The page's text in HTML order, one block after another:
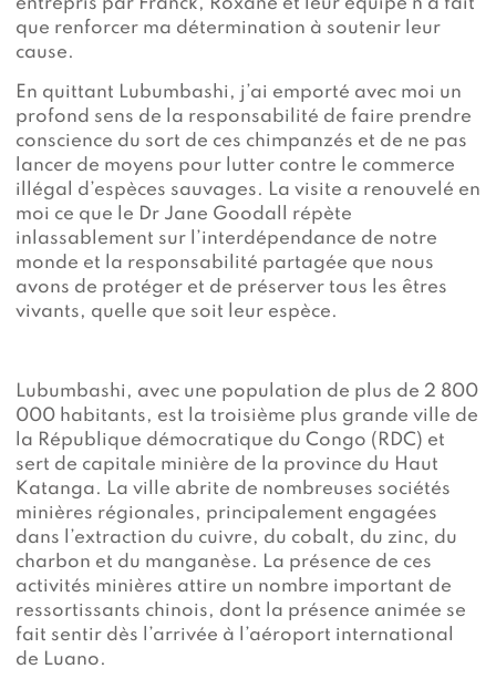
entrepris par Franck, Roxane et leur équipe n’a fait
que renforcer ma détermination à soutenir leur
cause.
En quittant Lubumbashi, j’ai emporté avec moi un
profond sens de la responsabilité de faire prendre
conscience du sort de ces chimpanzés et de ne pas
lancer de moyens pour lutter contre le commerce
illégal d’espèces sauvages. La visite a renouvelé en
moi ce que le Dr Jane Goodall répète
inlassablement sur l’interdépendance de notre
monde et la responsabilité partagée que nous
avons de protéger et de préserver tous les êtres
vivants, quelle que soit leur espèce.
Lubumbashi, avec une population de plus de 2 800
000 habitants, est la troisième plus grande ville de
la République démocratique du Congo (RDC) et
sert de capitale minière de la province du Haut
Katanga. La ville abrite de nombreuses sociétés
minières régionales, principalement engagées
dans l’extraction du cuivre, du cobalt, du zinc, du
charbon et du manganèse. La présence de ces
activités minières attire un nombre important de
ressortissants chinois, dont la présence animée se
fait sentir dès l’arrivée à l’aéroport international
de Luano.